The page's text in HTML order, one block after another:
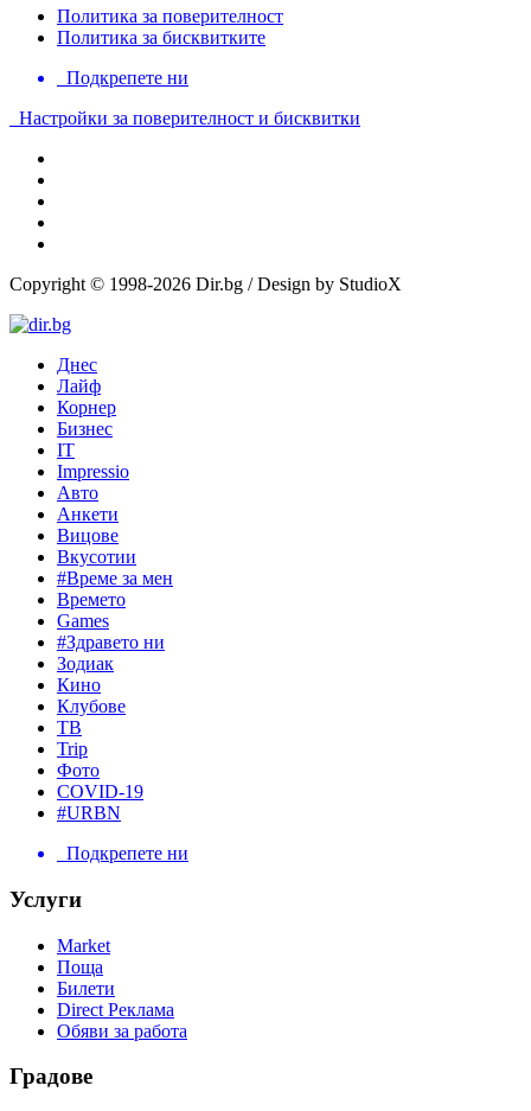
Политика за поверителност
Политика за бисквитките
Подкрепете ни
Настройки за поверителност и бисквитки
Copyright © 1998-2026 Dir.bg / Design by StudioX
Днес
Лайф
Корнер
Бизнес
IT
Impressio
Авто
Анкети
Вицове
Вкусотии
#Време за мен
Времето
Games
#Здравето ни
Зодиак
Кино
Клубове
ТВ
Trip
Фото
COVID-19
#URBN
Подкрепете ни
Услуги
Market
Поща
Билети
Direct Реклама
Обяви за работа
Градове